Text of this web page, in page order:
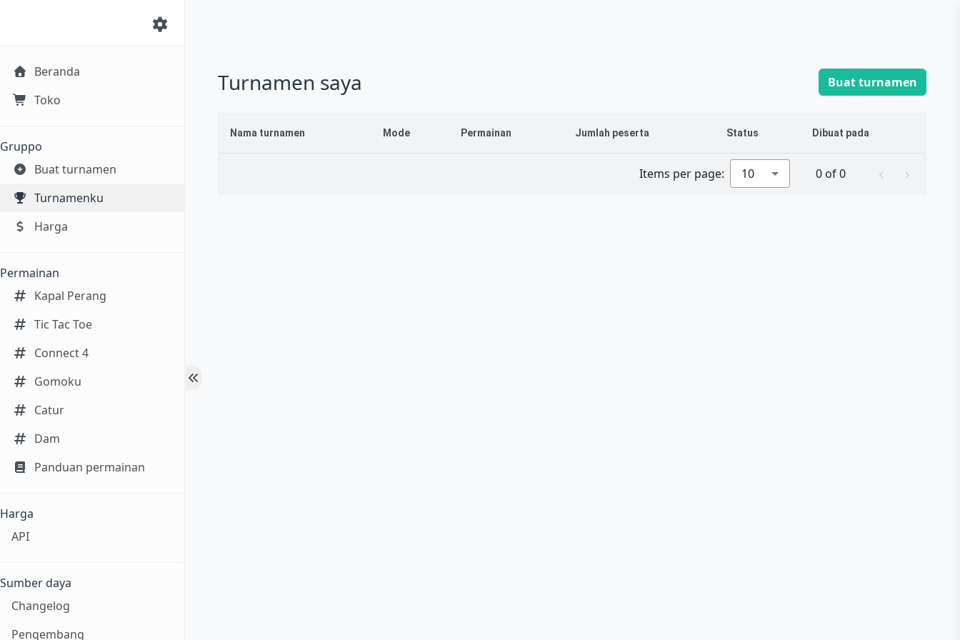
Beranda
Toko
Gruppo
Buat turnamen
Turnamenku
Harga
Permainan
Kapal Perang
Tic Tac Toe
Connect 4
Gomoku
Catur
Dam
Panduan permainan
Harga
API
Sumber daya
Changelog
Pengembang
Turnamen saya Buat turnamen
Nama turnamen Mode Permainan Jumlah peserta Status Dibuat pada
Items per page: 10 0 of 0